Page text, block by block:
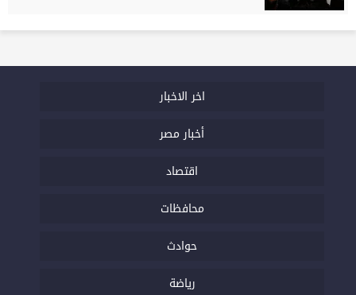
اخر الاخبار
أخبار مصر
اقتصاد
محافظات
حوادث
رياضة